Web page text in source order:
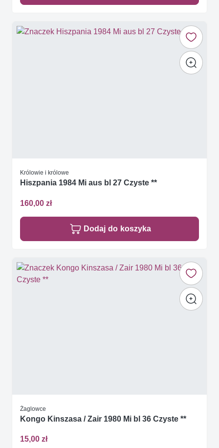
Królowie i królowe
Hiszpania 1984 Mi aus bl 27 Czyste **
160,00 zł
Dodaj do koszyka
Żaglowce
Kongo Kinszasa / Zair 1980 Mi bl 36 Czyste **
15,00 zł